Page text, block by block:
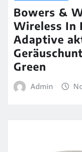
Bowers &
Wireless In
Adaptive
Green
Admin